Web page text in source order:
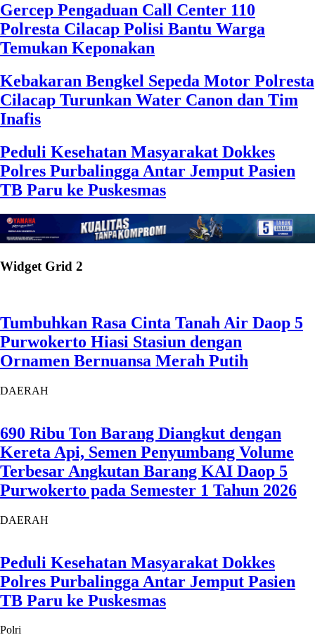
Gercep Pengaduan Call Center 110
Polresta Cilacap Polisi Bantu Warga
Temukan Keponakan
Kebakaran Bengkel Sepeda Motor Polresta
Cilacap Turunkan Water Canon dan Tim
Inafis
Peduli Kesehatan Masyarakat Dokkes
Polres Purbalingga Antar Jemput Pasien
TB Paru ke Puskesmas
Widget Grid 2
Tumbuhkan Rasa Cinta Tanah Air Daop 5
Purwokerto Hiasi Stasiun dengan
Ornamen Bernuansa Merah Putih
DAERAH
690 Ribu Ton Barang Diangkut dengan
Kereta Api, Semen Penyumbang Volume
Terbesar Angkutan Barang KAI Daop 5
Purwokerto pada Semester 1 Tahun 2026
DAERAH
Peduli Kesehatan Masyarakat Dokkes
Polres Purbalingga Antar Jemput Pasien
TB Paru ke Puskesmas
Polri